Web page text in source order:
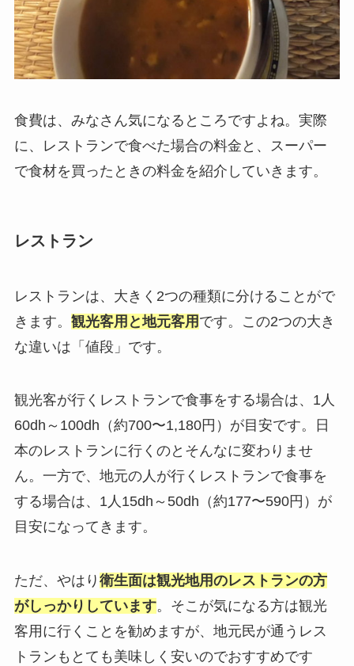
食費は、みなさん気になるところですよね。実際
に、レストランで食べた場合の料金と、スーパー
で食材を買ったときの料金を紹介していきます。
レストラン
レストランは、大きく2つの種類に分けることがで
きます。 観光客用と地元客用 です。この2つの大き
な違いは「値段」です。
観光客が行くレストランで食事をする場合は、1人
60dh～100dh（約700〜1,180円）が目安です。日
本のレストランに行くのとそんなに変わりませ
ん。一方で、地元の人が行くレストランで食事を
する場合は、1人15dh～50dh（約177〜590円）が
目安になってきます。
ただ、やはり 衛生面は観光地用のレストランの方
がしっかりしています。そこが気になる方は観光
客用に行くことを勧めますが、地元民が通うレス
トランもとても美味しく安いのでおすすめです